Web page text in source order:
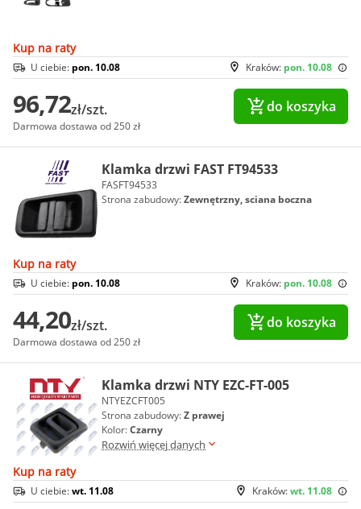
Kup na raty
Kraków: pon. 10.08
U ciebie: pon. 10.08
96,72zł/szt.
Darmowa dostawa od 250 zł
do koszyka
Klamka drzwi FAST FT94533
FASFT94533
Strona zabudowy:Zewnętrzny, sciana boczna
Kup na raty
Kraków: pon. 10.08
U ciebie: pon. 10.08
44,20zł/szt.
Darmowa dostawa od 250 zł
do koszyka
Klamka drzwi NTY EZC-FT-005
NTYEZCFT005
Strona zabudowy:Z prawej
Kolor:Czarny
Rozwiń więcej danych
Kup na raty
Kraków:wt. 11.08
U ciebie:wt. 11.08